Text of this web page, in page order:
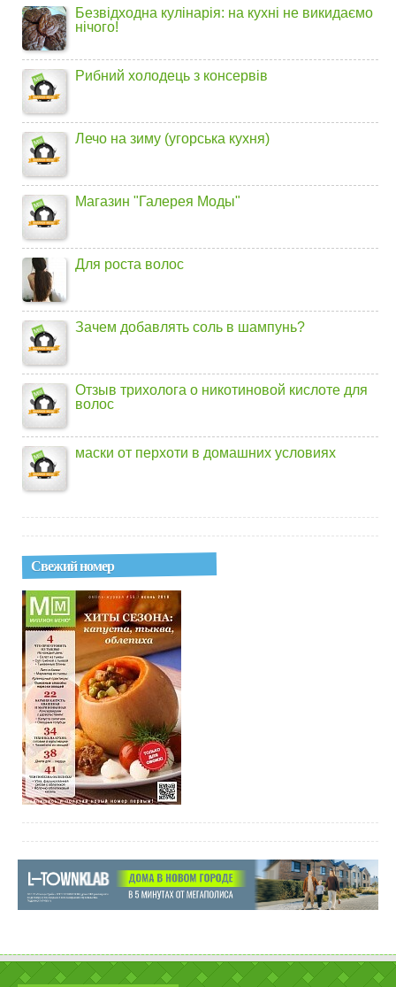
Безвідходна кулінарія: на кухні не викидаємо
нічого!
Рибний холодець з консервів
Лечо на зиму (угорська кухня)
Магазин "Галерея Моды"
Для роста волос
Зачем добавлять соль в шампунь?
Отзыв трихолога о никотиновой кислоте для
волос
маски от перхоти в домашних условиях
Свежий номер